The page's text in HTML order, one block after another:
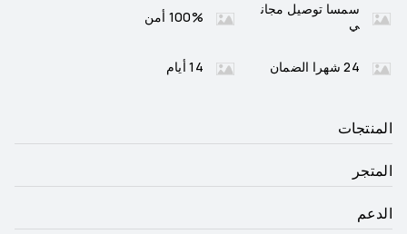
سمسا توصيل مجان
ي
100% أمن
24 شهرا الضمان 14 أيام
المنتجات
المتجر
الدعم